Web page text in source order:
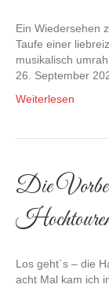
Ein Wiedersehen
Taufe einer
musikalisch
26. September
Weiterlesen
Die
Los geht`s – die
acht Mal kam ich